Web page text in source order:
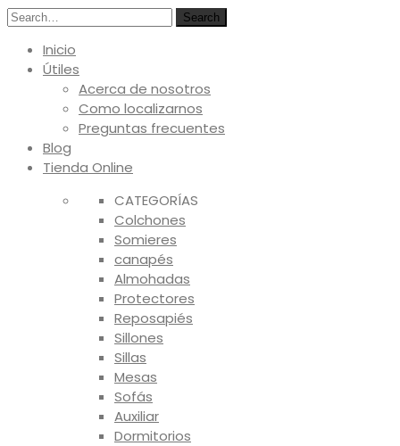
Search
Inicio
Útiles
Acerca de nosotros
Como localizarnos
Preguntas frecuentes
Blog
Tienda Online
CATEGORÍAS
Colchones
Somieres
canapés
Almohadas
Protectores
Reposapiés
Sillones
Sillas
Mesas
Sofás
Auxiliar
Dormitorios